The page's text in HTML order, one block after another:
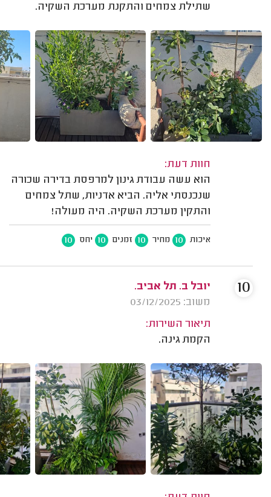
שתילת צמחים והתקנת מערכת השקיה.
חוות דעת:
הוא עשה עבודת גינון למרפסת בדירה שכורה
שנכנסתי אליה. הביא אדניות, שתל צמחים
והתקין מערכת השקיה. היה מעולה!
איכות 10 מחיר 10 זמנים 10 יחס 10
יובל ב. תל אביב.
משוב: 03/12/2025
תיאור השירות:
הקמת גינה.
10